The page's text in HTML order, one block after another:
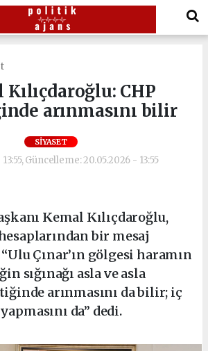
Kılıçdaroğlu: CHP
arınmasını bilir
SIYASET
Güncelleme: 20.05.2026 - 13:55
Kemal Kılıçdaroğlu,
bir mesaj
Çınar’ın gölgesi haramın
sığınağı asla ve asla
arınmasını da bilir; iç
da” dedi.